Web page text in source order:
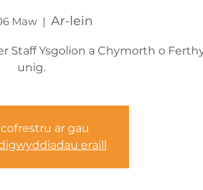
Maw
  |
Ar-lein
Staff Ysgolion a Chymorth o
unig.
ar gau
eraill